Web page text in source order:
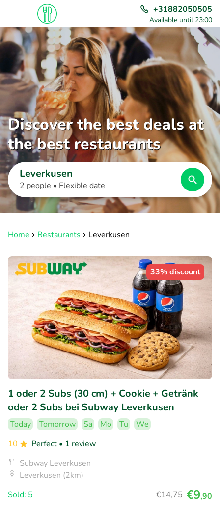
+31882050505
Available until 23:00
Discover the best deals at
the best restaurants
Leverkusen
2 people • Flexible date
Home Restaurants Leverkusen
33% discount
1 oder 2 Subs (30 cm) + Cookie + Getränk
oder 2 Subs bei Subway Leverkusen
Today Tomorrow Sa Mo Tu
We
10
Perfect • 1 review
Subway Leverkusen
Leverkusen (2km)
Sold: 5
€14,75 €9,90